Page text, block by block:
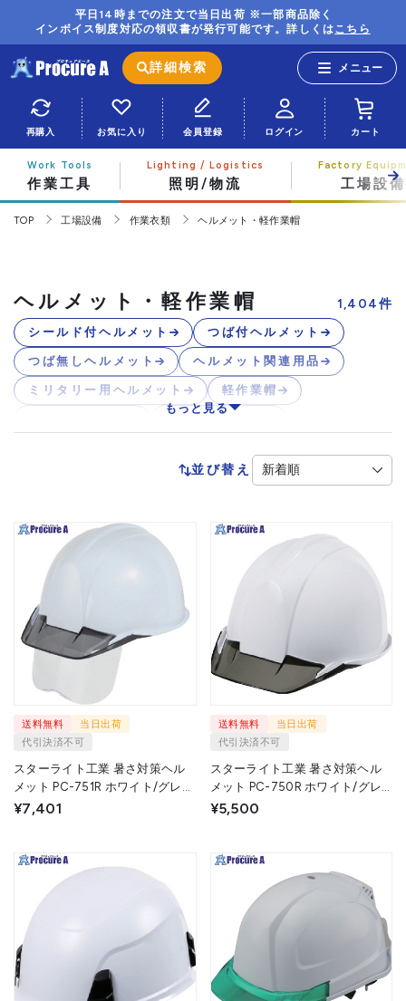
平日14時までの注文で当日出荷 ※一部商品除く
インボイス制度対応の領収書が発行可能です。詳しくはこちら
詳細検索
再購入 お気に入り 会員登録 ログイン カート
作業工具 照明/物流 工場設備
TOP 工場設備 作業衣類 ヘルメット・軽作業帽
ヘルメット・軽作業帽 1,404件
シールド付ヘルメット つば付ヘルメット
つば無しヘルメット ヘルメット関連用品
ミリタリー用ヘルメット 軽作業帽
もっと見る
並び替え
送料無料
当日出荷
代引決済不可
スターライト工業 暑さ対策ヘル
メット PC-751R ホワイト/グレー
フェースシールド付 TC-751R
¥7,401
送料無料
当日出荷
代引決済不可
スターライト工業 暑さ対策ヘル
メット PC-750R ホワイト/グレ
¥5,500